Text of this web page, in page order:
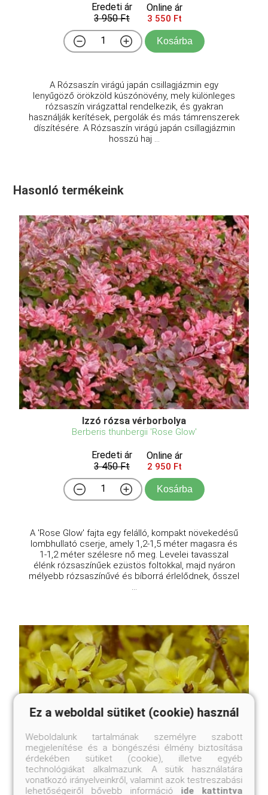
Eredeti ár
3 950 Ft
Online ár
3 550 Ft
Kosárba
A Rózsaszín virágú japán csillagjázmin egy
lenyűgöző örökzöld kúszónövény, mely különleges
rózsaszín virágzattal rendelkezik, és gyakran
használják kerítések, pergolák és más támrenszerek
díszítésére. A Rózsaszín virágú japán csillagjázmin
hosszú haj ...
Hasonló termékeink
Izzó rózsa vérborbolya
Berberis thunbergii 'Rose Glow'
Eredeti ár
3 450 Ft
Online ár
2 950 Ft
Kosárba
A 'Rose Glow' fajta egy felálló, kompakt növekedésű
lombhullató cserje, amely 1,2-1,5 méter magasra és
1-1,2 méter szélesre nő meg. Levelei tavasszal
élénk rózsaszínűek ezüstös foltokkal, majd nyáron
mélyebb rózsaszínűvé és bíborrá érlelődnek, ősszel
...
Ez a weboldal sütiket (cookie) használ
Weboldalunk tartalmának személyre szabott
megjelenítése és a böngészési élmény biztosítása
érdekében sütiket (cookie), illetve egyéb
technológiákat alkalmazunk. A sütik használatára
vonatkozó irányelveinkről, valamint azok testreszabási
lehetőségeiről bővebb információ ide kattintva